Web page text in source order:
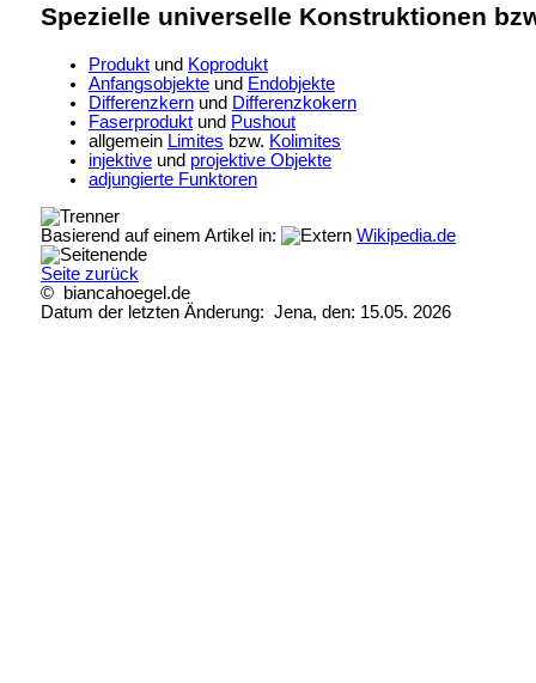
Spezielle universelle Konstruktionen
Produktund Koprodukt
Anfangsobjekteund Endobjekte
Differenzkernund Differenzkokern
Faserproduktund Pushout
allgemein Limites bzw. Kolimites
injektiveund projektive Objekte
adjungierte Funktoren
Basierend auf einem Artikel in:
Wikipedia.de
Seite zurück
© biancahoegel.de
Datum der letzten Änderung: Jena, den: 15.05. 2026